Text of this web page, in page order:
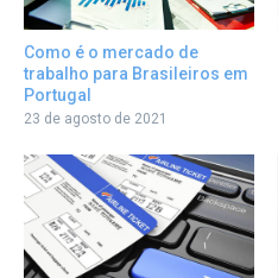
Como é o mercado de
trabalho para Brasileiros em
Portugal
23 de agosto de 2021